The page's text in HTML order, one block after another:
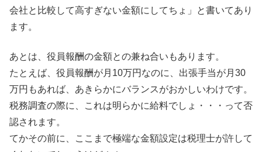
会社と比較して高すぎない金額にしてちょ」と書いてあり
ます。
あとは、役員報酬の金額との兼ね合いもあります。
たとえば、役員報酬が月10万円なのに、出張手当が月30
万円もあれば、あきらかにバランスがおかしいわけです。
税務調査の際に、これは明らかに給料でしょ・・・って否
認されます。
てかその前に、ここまで極端な金額設定は税理士が許して